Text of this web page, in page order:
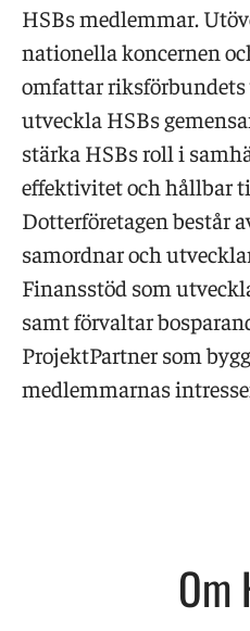
HSBs medlemmar.
nationella koncernen
omfattar
utveckla HSBs
stärka HSBs roll i
effektivitet och hållbar
Dotterföretagen består
samordnar och
Finansstöd som
samt förvaltar
ProjektPartner som
medlemmarnas
Om